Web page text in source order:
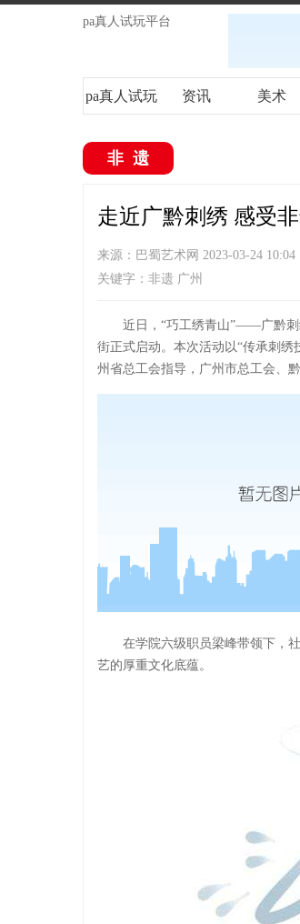
pa真人试玩平台
pa真人试玩 资讯 美术
非遗
走近广黔刺绣 感受
来源：巴蜀艺术网 2023-03-24 10:04
关键字：非遗 广州
近日，“巧工绣青山”——广黔刺
街正式启动。本次活动以“传承刺
州省总工会指导，广州市总工会、
在学院六级职员梁峰带领下，
艺的厚重文化底蕴。